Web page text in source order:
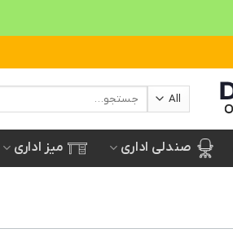
برای:
صندلی اداری میز اداری